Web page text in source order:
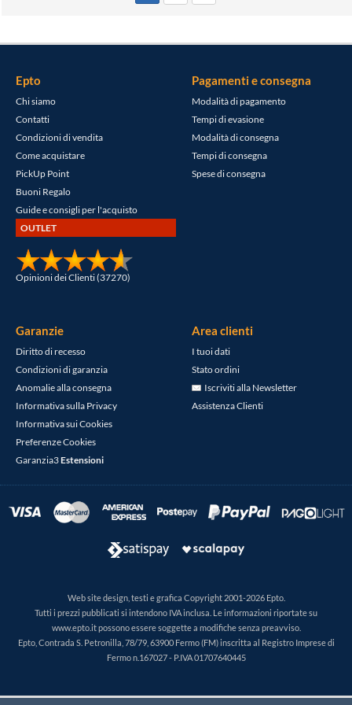
Epto
Chi siamo
Contatti
Condizioni di vendita
Come acquistare
PickUp Point
Buoni Regalo
Guide e consigli per l'acquisto
OUTLET
Opinioni dei Clienti (37270)
Pagamenti e consegna
Modalità di pagamento
Tempi di evasione
Modalità di consegna
Tempi di consegna
Spese di consegna
Garanzie
Diritto di recesso
Condizioni di garanzia
Anomalie alla consegna
Informativa sulla Privacy
Informativa sui Cookies
Preferenze Cookies
Garanzia3Estensioni
Area clienti
I tuoi dati
Stato ordini
Iscriviti alla Newsletter
Assistenza Clienti
Web site design, testi e grafica Copyright 2001-2026 Epto.
Tutti i prezzi pubblicati si intendono IVA inclusa. Le informazioni riportate su
www.epto.it possono essere soggette a modifiche senza preavviso.
Epto, Contrada S. Petronilla, 78/79, 63900 Fermo (FM) inscritta al Registro Imprese di
Fermo n.167027 - P.IVA 01707640445